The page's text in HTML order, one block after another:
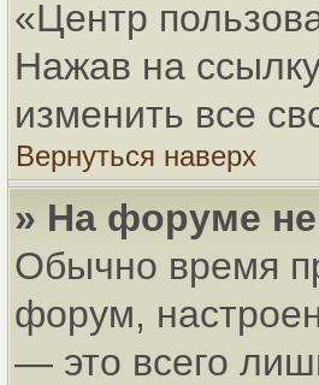
«Центр
Нажав на
изменить все
Вернуться наверх
» На форуме
Обычно время
форум,
— это всего